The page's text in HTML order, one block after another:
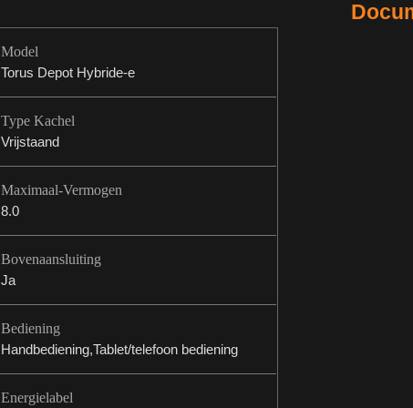
Model
Torus Depot Hybride-e
Type Kachel
Vrijstaand
Maximaal-Vermogen
8.0
Bovenaansluiting
Ja
Bediening
Handbediening,Tablet/telefoon bediening
Energielabel